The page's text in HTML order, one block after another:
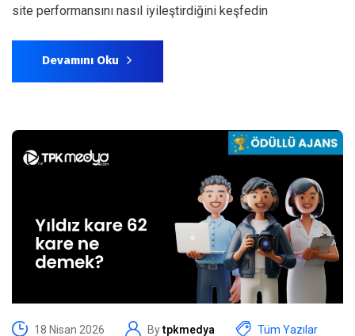
site performansını nasıl iyileştirdiğini keşfedin
Devamını Oku
18 Nisan 2026 Bytpkmedya Tüm Yazılar